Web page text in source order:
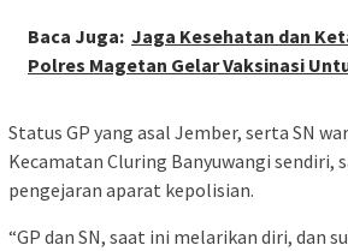
Baca Juga: Jaga Kesehatan dan
Polres Magetan Gelar Vaksinasi
Status GP yang asal Jember, serta SN
Kecamatan Cluring Banyuwangi sendiri,
pengejaran aparat kepolisian.
“GP dan SN, saat ini melarikan diri, dan